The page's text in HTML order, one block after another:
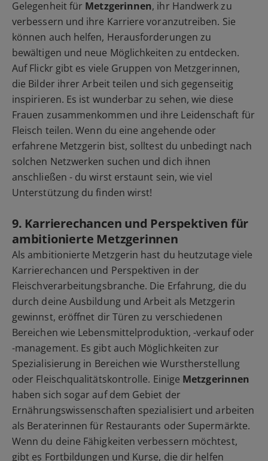
Gelegenheit für Metzgerinnen, ihr Handwerk zu
verbessern und ihre Karriere voranzutreiben. Sie
können auch helfen, Herausforderungen zu
bewältigen und neue Möglichkeiten zu entdecken.
Auf Flickr gibt es viele Gruppen von Metzgerinnen,
die Bilder ihrer Arbeit teilen und sich gegenseitig
inspirieren. Es ist wunderbar zu sehen, wie diese
Frauen zusammenkommen und ihre Leidenschaft für
Fleisch teilen. Wenn du eine angehende oder
erfahrene Metzgerin bist, solltest du unbedingt nach
solchen Netzwerken suchen und dich ihnen
anschließen - du wirst erstaunt sein, wie viel
Unterstützung du finden wirst!
9. Karrierechancen und Perspektiven für
ambitionierte Metzgerinnen
Als ambitionierte Metzgerin hast du heutzutage viele
Karrierechancen und Perspektiven in der
Fleischverarbeitungsbranche. Die Erfahrung, die du
durch deine Ausbildung und Arbeit als Metzgerin
gewinnst, eröffnet dir Türen zu verschiedenen
Bereichen wie Lebensmittelproduktion, -verkauf oder
-management. Es gibt auch Möglichkeiten zur
Spezialisierung in Bereichen wie Wurstherstellung
oder Fleischqualitätskontrolle. Einige Metzgerinnen
haben sich sogar auf dem Gebiet der
Ernährungswissenschaften spezialisiert und arbeiten
als Beraterinnen für Restaurants oder Supermärkte.
Wenn du deine Fähigkeiten verbessern möchtest,
gibt es Fortbildungen und Kurse, die dir helfen